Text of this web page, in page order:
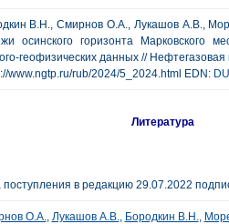
В.Н., Смирнов О.А., Лукашов А.В.,
осинского горизонта Марковского
геофизических данных //
www.ngtp.ru/rub/2024/5_2024.html EDN:
Литература
поступления в редакцию 29.07.2022
О.А., Лукашов А.В., Бородкин В.Н.,